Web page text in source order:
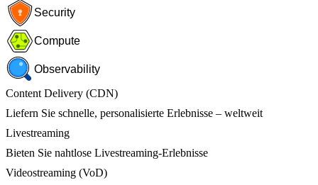
Security
Compute
Observability
Content Delivery (CDN)
Liefern Sie schnelle, personalisierte Erlebnisse – weltweit
Livestreaming
Bieten Sie nahtlose Livestreaming-Erlebnisse
Videostreaming (VoD)